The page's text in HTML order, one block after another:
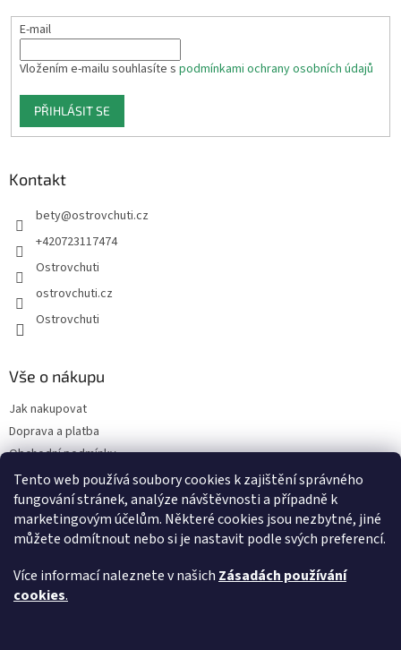
Tento web používá soubory cookies k zajištění správného
fungování stránek, analýze návštěvnosti a případně k
marketingovým účelům. Některé cookies jsou nezbytné, jiné
můžete odmítnout nebo si je nastavit podle svých preferencí.
Více informací naleznete v našich Zásadách používání
cookies.
E-mail
Vložením e-mailu souhlasíte s podmínkami ochrany osobních údajů
PŘIHLÁSIT SE
Kontakt
bety@ostrovchuti.cz
+420723117474
Ostrovchuti
ostrovchuti.cz
Ostrovchuti
Vše o nákupu
Jak nakupovat
Doprava a platba
Obchodní podmínky
Podmínky ochrany osobních údajů
Předplatné
O nás
Sezónnost exotického ovoce
Napsali o nás
FAQ - Nejčastější dotazy